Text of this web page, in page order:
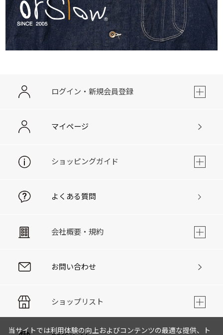
ログイン・新規会員登録
マイページ
ショッピングガイド
よくある質問
会社概要・規約
お問い合わせ
ショップリスト
当サイトでは利用体験の向上およびコンテンツの最適な提供、ト